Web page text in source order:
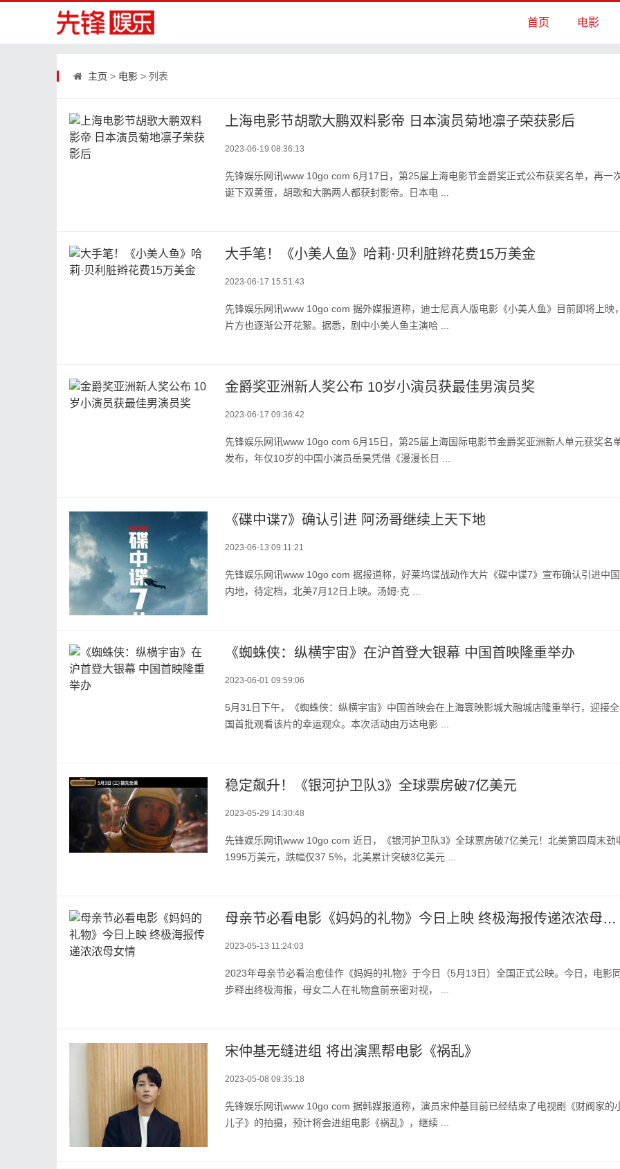
首页 电影
主页 > 电影> 列表
上海电影节胡歌大鹏双料影帝 日本演员菊地凛子荣获影后
2023-06-19 08:36:13
先锋娱乐网讯www 10go com 6月17日，第25届上海电影节金爵奖正式公布获奖名单，再一
诞下双黄蛋，胡歌和大鹏两人都获封影帝。日本电 ...
大手笔！《小美人鱼》哈莉·贝利脏辫花费15万美金
2023-06-17 15:51:43
先锋娱乐网讯www 10go com 据外媒报道称，迪士尼真人版电影《小美人鱼》目前即将上映
片方也逐渐公开花絮。据悉，剧中小美人鱼主演哈 ...
金爵奖亚洲新人奖公布 10岁小演员获最佳男演员奖
2023-06-17 09:36:42
先锋娱乐网讯www 10go com 6月15日，第25届上海国际电影节金爵奖亚洲新人单元获奖名
发布，年仅10岁的中国小演员岳昊凭借《漫漫长日 ...
《碟中谍7》确认引进 阿汤哥继续上天下地
2023-06-13 09:11:21
先锋娱乐网讯www 10go com 据报道称，好莱坞谍战动作大片《碟中谍7》宣布确认引进中国
内地，待定档，北美7月12日上映。汤姆·克 ...
《蜘蛛侠：纵横宇宙》在沪首登大银幕 中国首映隆重举办
2023-06-01 09:59:06
5月31日下午，《蜘蛛侠：纵横宇宙》中国首映会在上海寰映影城大融城店隆重举行，迎接全
国首批观看该片的幸运观众。本次活动由万达电影 ...
稳定飙升！《银河护卫队3》全球票房破7亿美元
2023-05-29 14:30:48
先锋娱乐网讯www 10go com 近日，《银河护卫队3》全球票房破7亿美元！北美第四周末劲
1995万美元，跌幅仅37 5%，北美累计突破3亿美元 ...
母亲节必看电影《妈妈的礼物》今日上映 终极海报传递浓浓母女情
2023-05-13 11:24:03
2023年母亲节必看治愈佳作《妈妈的礼物》于今日（5月13日）全国正式公映。今日，电影
步释出终极海报，母女二人在礼物盒前亲密对视， ...
宋仲基无缝进组 将出演黑帮电影《祸乱》 ​
2023-05-08 09:35:18
先锋娱乐网讯www 10go com 据韩媒报道称，演员宋仲基目前已经结束了电视剧《财阀家的
儿子》的拍摄，预计将会进组电影《祸乱》，继续 ...